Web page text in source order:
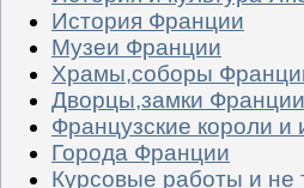
История Франции
Музеи Франции
Храмы,соборы
Дворцы,замки Франции
Французские короли и
Города Франции
Курсовые работы и не